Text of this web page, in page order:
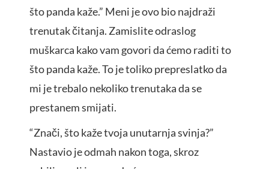
što panda kaže.” Meni je ovo bio najdraži
trenutak čitanja. Zamislite odraslog
muškarca kako vam govori da ćemo raditi to
što panda kaže. To je toliko prepreslatko da
mi je trebalo nekoliko trenutaka da se
prestanem smijati.
“Znači, što kaže tvoja unutarnja svinja?”
Nastavio je odmah nakon toga, skroz